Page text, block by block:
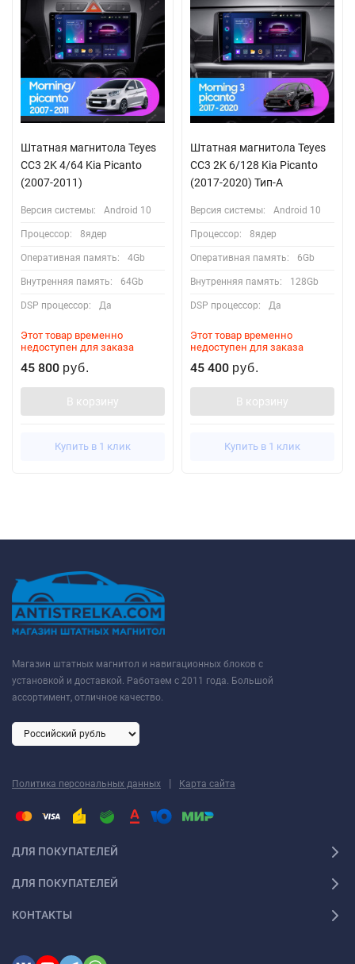
Штатная магнитола Teyes
CC3 2K 4/64 Kia Picanto
(2007-2011)
Версия системы: Android 10
Процессор: 8ядер
Оперативная память: 4Gb
Внутренняя память: 64Gb
DSP процессор: Да
Этот товар временно
недоступен для заказа
45 800 руб.
В корзину
Купить в 1 клик
Штатная магнитола Teyes
CC3 2K 6/128 Kia Picanto
(2017-2020) Тип-A
Версия системы: Android 10
Процессор: 8ядер
Оперативная память: 6Gb
Внутренняя память: 128Gb
DSP процессор: Да
Этот товар временно
недоступен для заказа
45 400 руб.
В корзину
Купить в 1 клик
Магазин штатных магнитол и навигационных блоков с
установкой и доставкой. Работаем с 2011 года. Большой
ассортимент, отличное качество.
Политика персональных данных | Карта сайта
ДЛЯ ПОКУПАТЕЛЕЙ
ДЛЯ ПОКУПАТЕЛЕЙ
КОНТАКТЫ